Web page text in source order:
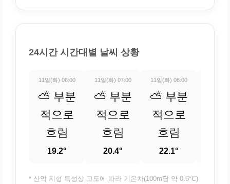
24시간 시간대별 날씨 상황
11일(화) 06:00
⛅ 부분
적으로
흐림
19.2°
11일(화) 07:00
⛅ 부분
적으로
흐림
20.4°
11일(화) 08:00
⛅ 부분
적으로
흐림
22.1°
* 산악 지형 특성상 고도에 따라 기온차(100m당 약 0.6°C)